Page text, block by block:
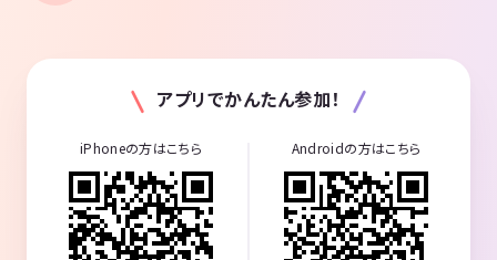
アプリでかんたん参加！
iPhoneの方はこちら Androidの方はこちら